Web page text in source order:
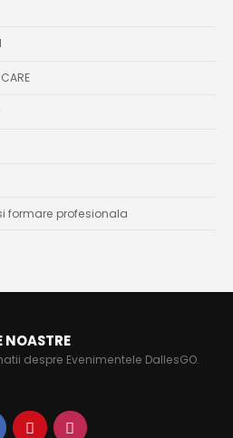
formare profesionala
NOASTRE
despre Evenimentele DallesGO.